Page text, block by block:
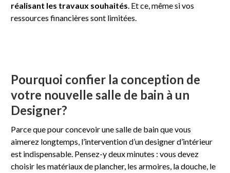
réalisant les travaux souhaités. Et ce, même si vos
ressources financières sont limitées.
Pourquoi confier la conception de
votre nouvelle salle de bain à un
Designer?
Parce que pour concevoir une salle de bain que vous
aimerez longtemps, l’intervention d’un designer d’intérieur
est indispensable. Pensez-y deux minutes : vous devez
choisir les matériaux de plancher, les armoires, la douche, le